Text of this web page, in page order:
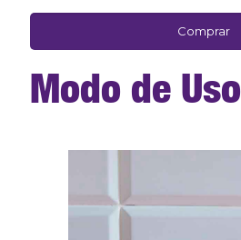
Comprar
Modo de Uso